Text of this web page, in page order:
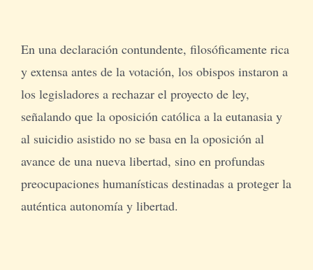
En una declaración contundente, filosóficamente rica
y extensa antes de la votación, los obispos instaron a
los legisladores a rechazar el proyecto de ley,
señalando que la oposición católica a la eutanasia y
al suicidio asistido no se basa en la oposición al
avance de una nueva libertad, sino en profundas
preocupaciones humanísticas destinadas a proteger la
auténtica autonomía y libertad.